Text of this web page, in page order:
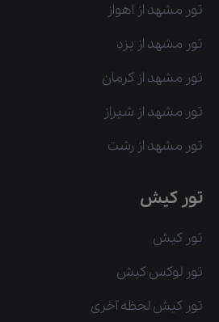
تور مشهد از اهواز
تور مشهد از یزد
تور مشهد از کرمان
تور مشهد از شیراز
تور مشهد از رشت
تور کیش
تور کیش
تور لوکس کیش
تور کیش لحظه آخری